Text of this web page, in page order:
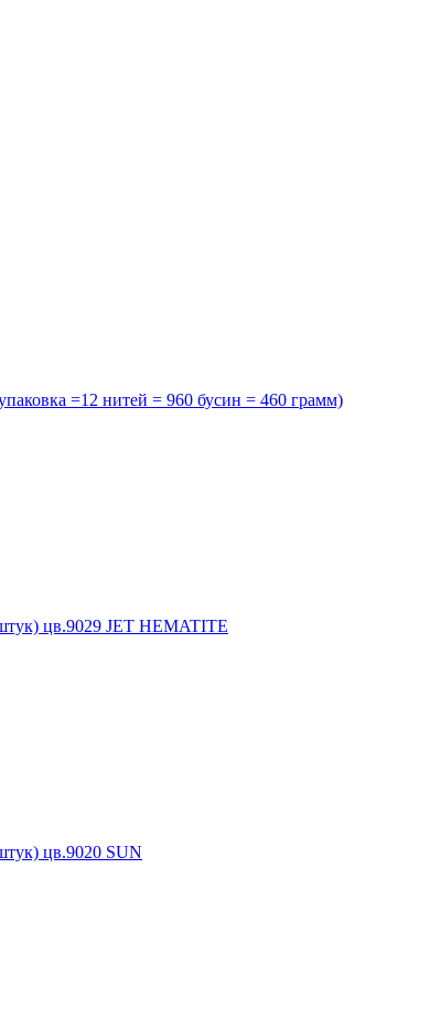
=12 нитей = 960 бусин = 460 грамм)
цв.9029 JET HEMATITE
цв.9020 SUN